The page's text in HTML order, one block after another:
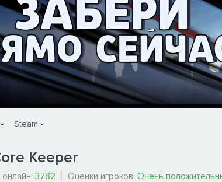
Steam
Keeper
3782 Оценки игроков: Очень